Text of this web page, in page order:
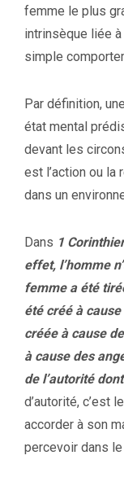
femme le plus
intrinsèque liée à
simple
Par définition,
état mental
devant les
est l’action ou la
dans un
Dans 1
effet, l’homme
femme a été
été créé à
créée à cause
à cause des
de l’autorité
d’autorité, c’est
accorder à son
percevoir dans